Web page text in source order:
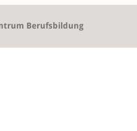
Berufsbildung